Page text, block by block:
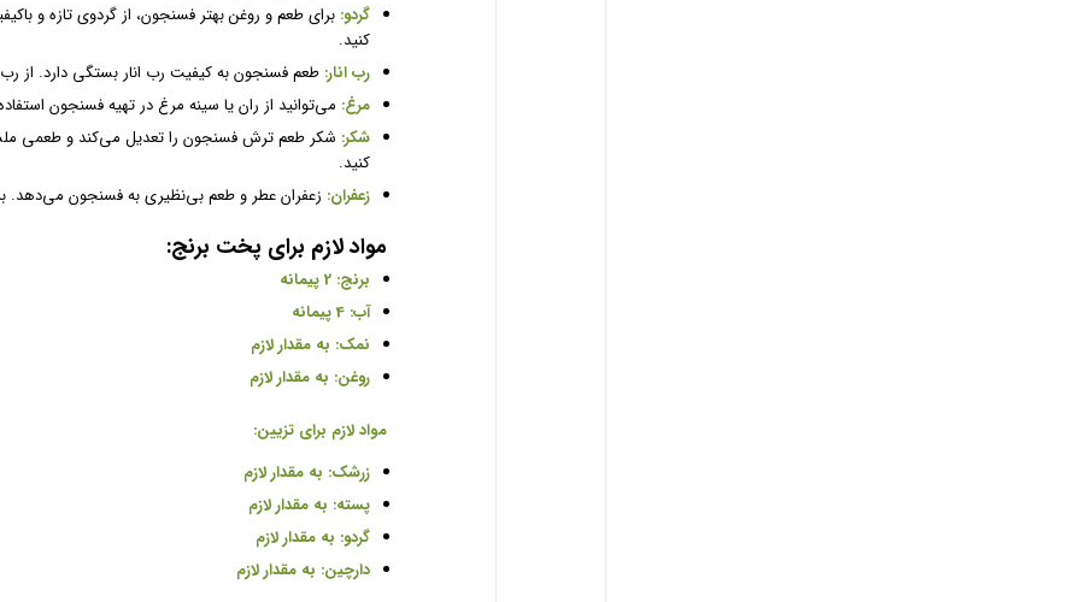
گردو: برای طعم و روغن بهتر فسنجون، از گردوی تازه و
کنید.
رب انار: طعم فسنجون به کیفیت رب انار بستگی دارد. از
مرغ: می‌توانید از ران یا سینه مرغ در تهیه فسنجون
شکر: شکر طعم ترش فسنجون را تعدیل می‌کند و طعمی
کنید.
زعفران: زعفران عطر و طعم بی‌نظیری به فسنجون می‌دهد.
مواد لازم برای پخت برنج:
برنج: 2 پیمانه
آب: 4 پیمانه
نمک: به مقدار لازم
روغن: به مقدار لازم
مواد لازم برای تزیین:
زرشک: به مقدار لازم
پسته: به مقدار لازم
گردو: به مقدار لازم
دارچین: به مقدار لازم